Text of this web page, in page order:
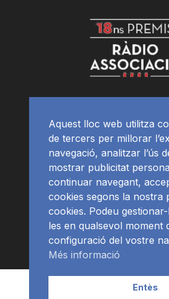
APP
Aquest lloc web utilitza
de tercers per millorar
navegació, analitzar l’ús
mostrar publicitat
continuar navegant,
cookies segons la nostra
cookies. Podeu
les en qualsevol moment
configuració del vostre
Més informació
Entès